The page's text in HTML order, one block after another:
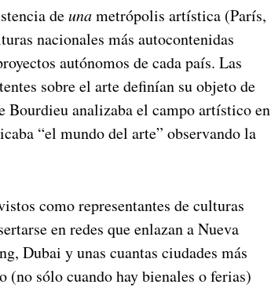
deunametrópolis artística (París,
nacionales más autocontenidas
autónomos de cada país. Las
sobre el arte definían su objeto de
Bourdieu analizaba el campo artístico en
“el mundo del arte” observando la
como representantes de culturas
en redes que enlazan a Nueva
Dubai y unas cuantas ciudades más
(no sólo cuando hay bienales o ferias)